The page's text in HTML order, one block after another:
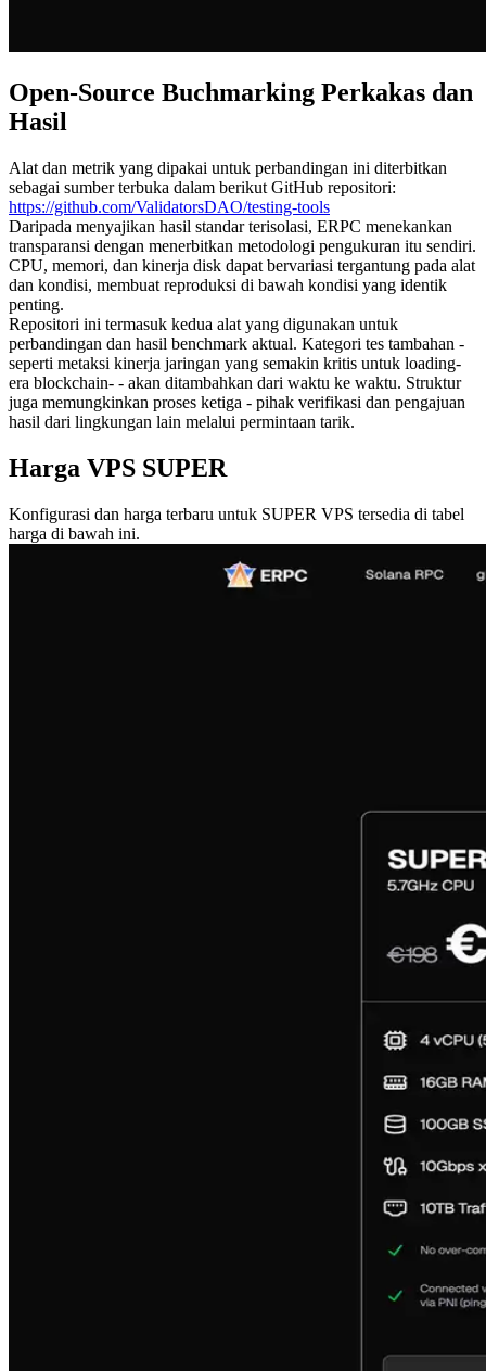
Open-Source Buchmarking Perkakas dan
Hasil
Alat dan metrik yang dipakai untuk perbandingan ini diterbitkan
sebagai sumber terbuka dalam berikut GitHub repositori:
https://github.com/ValidatorsDAO/testing-tools
Daripada menyajikan hasil standar terisolasi, ERPC menekankan
transparansi dengan menerbitkan metodologi pengukuran itu sendiri.
CPU, memori, dan kinerja disk dapat bervariasi tergantung pada alat
dan kondisi, membuat reproduksi di bawah kondisi yang identik
penting.
Repositori ini termasuk kedua alat yang digunakan untuk
perbandingan dan hasil benchmark aktual. Kategori tes tambahan -
seperti metaksi kinerja jaringan yang semakin kritis untuk loading-
era blockchain- - akan ditambahkan dari waktu ke waktu. Struktur
juga memungkinkan proses ketiga - pihak verifikasi dan pengajuan
hasil dari lingkungan lain melalui permintaan tarik.
Harga VPS SUPER
Konfigurasi dan harga terbaru untuk SUPER VPS tersedia di tabel
harga di bawah ini.